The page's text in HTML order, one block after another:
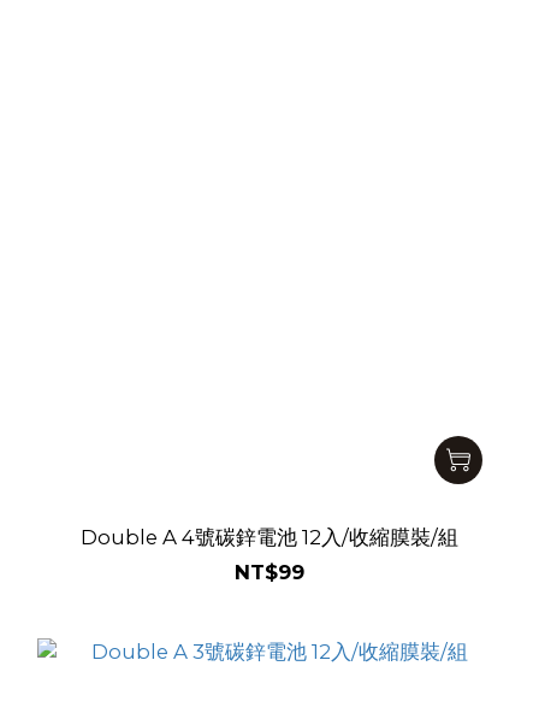
Double A 4號碳鋅電池 12入/收縮膜裝/組
NT$99